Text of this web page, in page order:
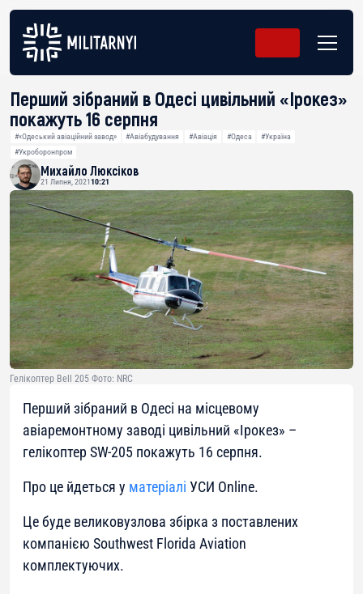
Перший зібраний в Одесі цивільний «Ірокез»
покажуть 16 серпня
#«Одеський авіаційний завод» #Авіабудування #Авіація #Одеса
#Україна
#Укроборонпром
Михайло Люксіков
21 Липня, 2021 10:21
Гелікоптер Bell 205 Фото: NRC
Перший зібраний в Одесі на місцевому
авіаремонтному заводі цивільний «Ірокез» –
гелікоптер SW-205 покажуть 16 серпня.
Про це йдеться у матеріалі УСИ Online.
Це буде великовузлова збірка з поставлених
компанією Southwest Florida Aviation
комплектуючих.